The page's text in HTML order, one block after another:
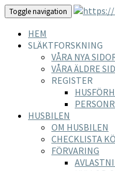
Toggle navigation
HEM
SLÄKTFORSKNING
VÅRA NYA
VÅRA ÄLDRE
REGISTER
HUSBILEN
OM HUSBILEN
CHECKLISTA
FÖRVARING